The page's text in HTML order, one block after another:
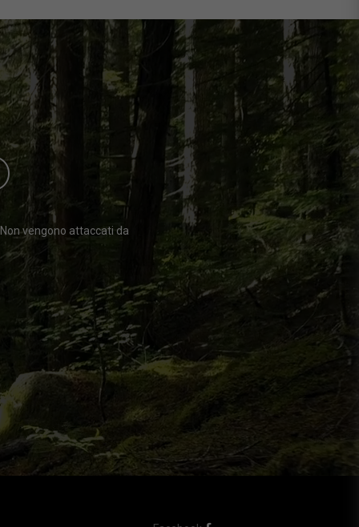
vengono attaccati da